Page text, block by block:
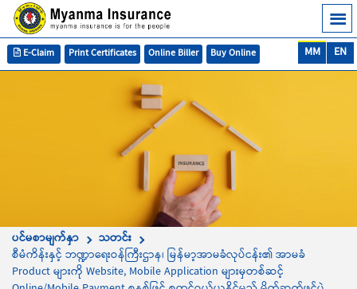
EN
MM
Buy Online
Online Biller
Print Certificates
E-Claim
ပင်မစာမျက်နှာ
သတင်း
စီမံကိန်းနှင့် ဘဏ္ဍာရေးဝန်ကြီးဌာန၊ မြန်မာ့အာမခံလုပ်ငန်း၏ အာမခံ
Product များကို Website, Mobile Application များမှတစ်ဆင့်